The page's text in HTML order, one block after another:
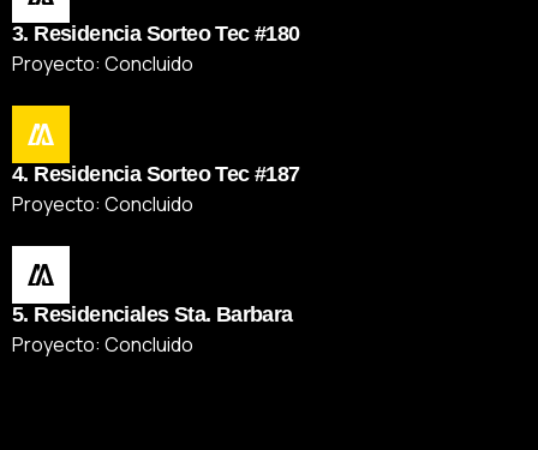
3. Residencia Sorteo Tec #180
Proyecto: Concluido
4. Residencia Sorteo Tec #187
Proyecto: Concluido
5. Residenciales Sta. Barbara
Proyecto: Concluido